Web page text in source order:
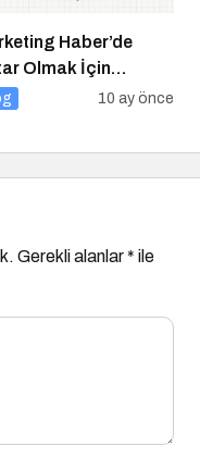
Haber’de
Olmak İçin
Başvurusu10 ay önce
Gerekli alanlar* ile